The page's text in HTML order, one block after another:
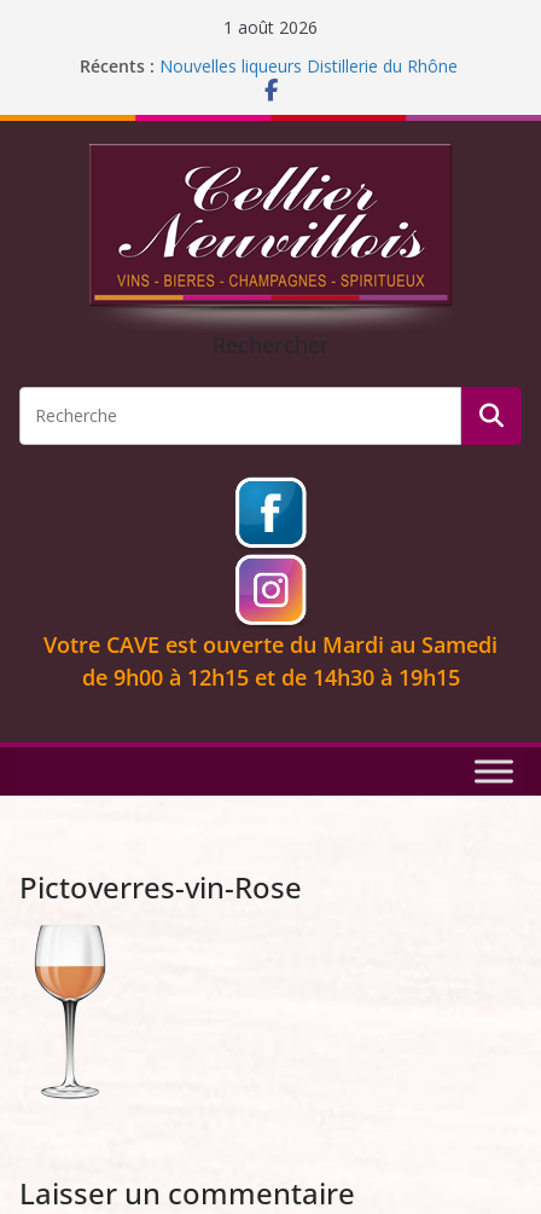
1 août 2026
Récents : Nouvelles liqueurs Distillerie du Rhône
Fermeture pour congés d’été 2026
Liqueur Jacoulot : nouveau parfum!
C’est l’été ! Soleil
et ROSÉ
Journée Dégustation : Rhums arrangés
Rechercher
Votre CAVE est ouverte du Mardi au Samedi
de 9h00 à 12h15 et de 14h30 à 19h15
Pictoverres-vin-Rose
Laisser un commentaire